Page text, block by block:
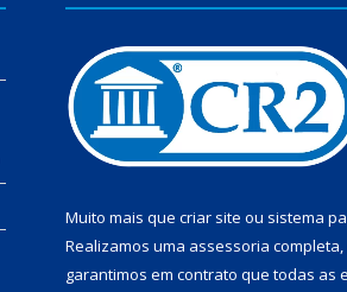
Muito mais que criar site ou sistema
Realizamos uma assessoria
garantimos em contrato que todas as